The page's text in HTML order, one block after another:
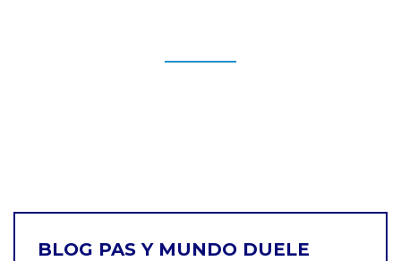
BLOG PAS Y MUNDO DUELE